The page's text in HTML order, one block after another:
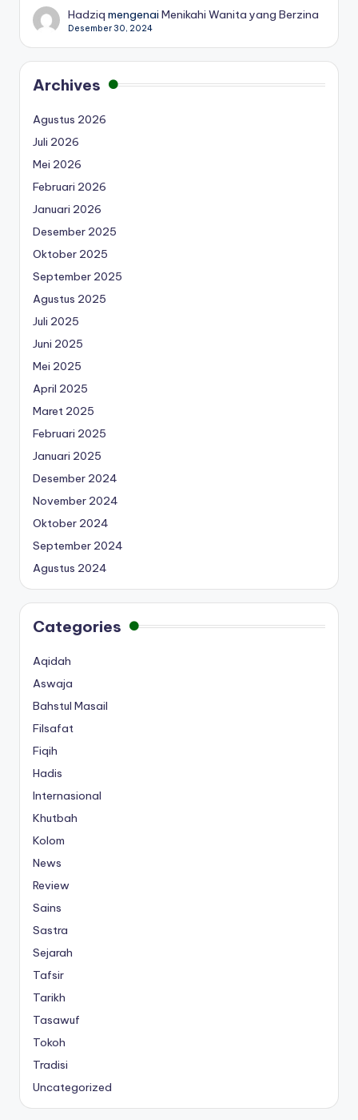
Hadziq mengenaiMenikahi Wanita yang Berzina
Desember 30, 2024
Archives
Agustus 2026
Juli 2026
Mei 2026
Februari 2026
Januari 2026
Desember 2025
Oktober 2025
September 2025
Agustus 2025
Juli 2025
Juni 2025
Mei 2025
April 2025
Maret 2025
Februari 2025
Januari 2025
Desember 2024
November 2024
Oktober 2024
September 2024
Agustus 2024
Categories
Aqidah
Aswaja
Bahstul Masail
Filsafat
Fiqih
Hadis
Internasional
Khutbah
Kolom
News
Review
Sains
Sastra
Sejarah
Tafsir
Tarikh
Tasawuf
Tokoh
Tradisi
Uncategorized